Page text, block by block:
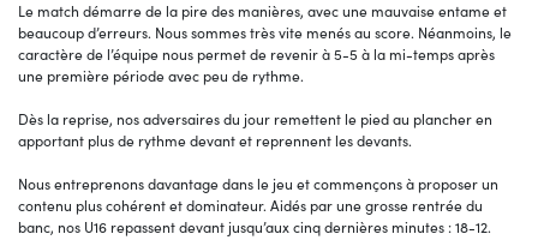
Le match démarre de la pire des manières, avec une mauvaise entame et
beaucoup d’erreurs. Nous sommes très vite menés au score. Néanmoins, le
caractère de l’équipe nous permet de revenir à 5-5 à la mi-temps après
une première période avec peu de rythme.
Dès la reprise, nos adversaires du jour remettent le pied au plancher en
apportant plus de rythme devant et reprennent les devants.
Nous entreprenons davantage dans le jeu et commençons à proposer un
contenu plus cohérent et dominateur. Aidés par une grosse rentrée du
banc, nos U16 repassent devant jusqu’aux cinq dernières minutes : 18-12.